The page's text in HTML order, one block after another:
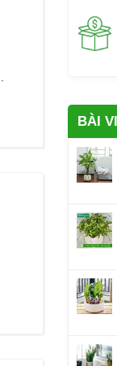
BÀI